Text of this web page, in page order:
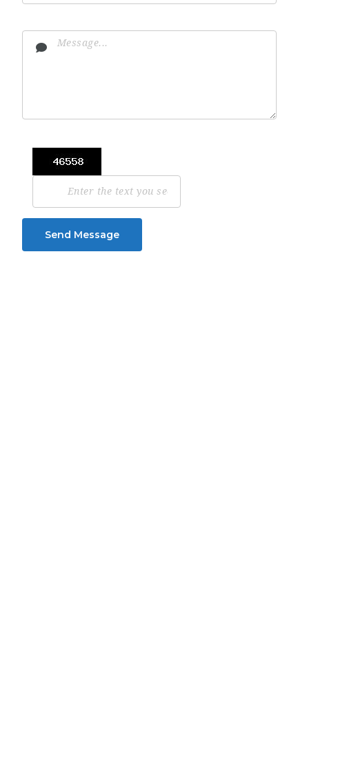
Send Message